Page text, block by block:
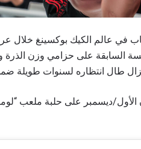
في عالم الكيك بوكسينغ خلال
السابقة على حزامي وزن الذرة
طال انتظاره لسنوات طويلة
بعد ظهر الجمعة في 20 كانون الأول/ديسمبر على